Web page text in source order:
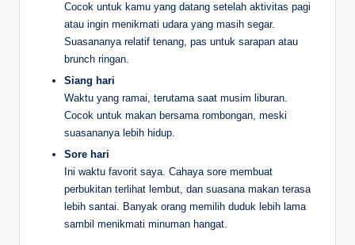
Cocok untuk kamu yang datang setelah aktivitas pagi
atau ingin menikmati udara yang masih segar.
Suasananya relatif tenang, pas untuk sarapan atau
brunch ringan.
Siang hari
Waktu yang ramai, terutama saat musim liburan.
Cocok untuk makan bersama rombongan, meski
suasananya lebih hidup.
Sore hari
Ini waktu favorit saya. Cahaya sore membuat
perbukitan terlihat lembut, dan suasana makan terasa
lebih santai. Banyak orang memilih duduk lebih lama
sambil menikmati minuman hangat.